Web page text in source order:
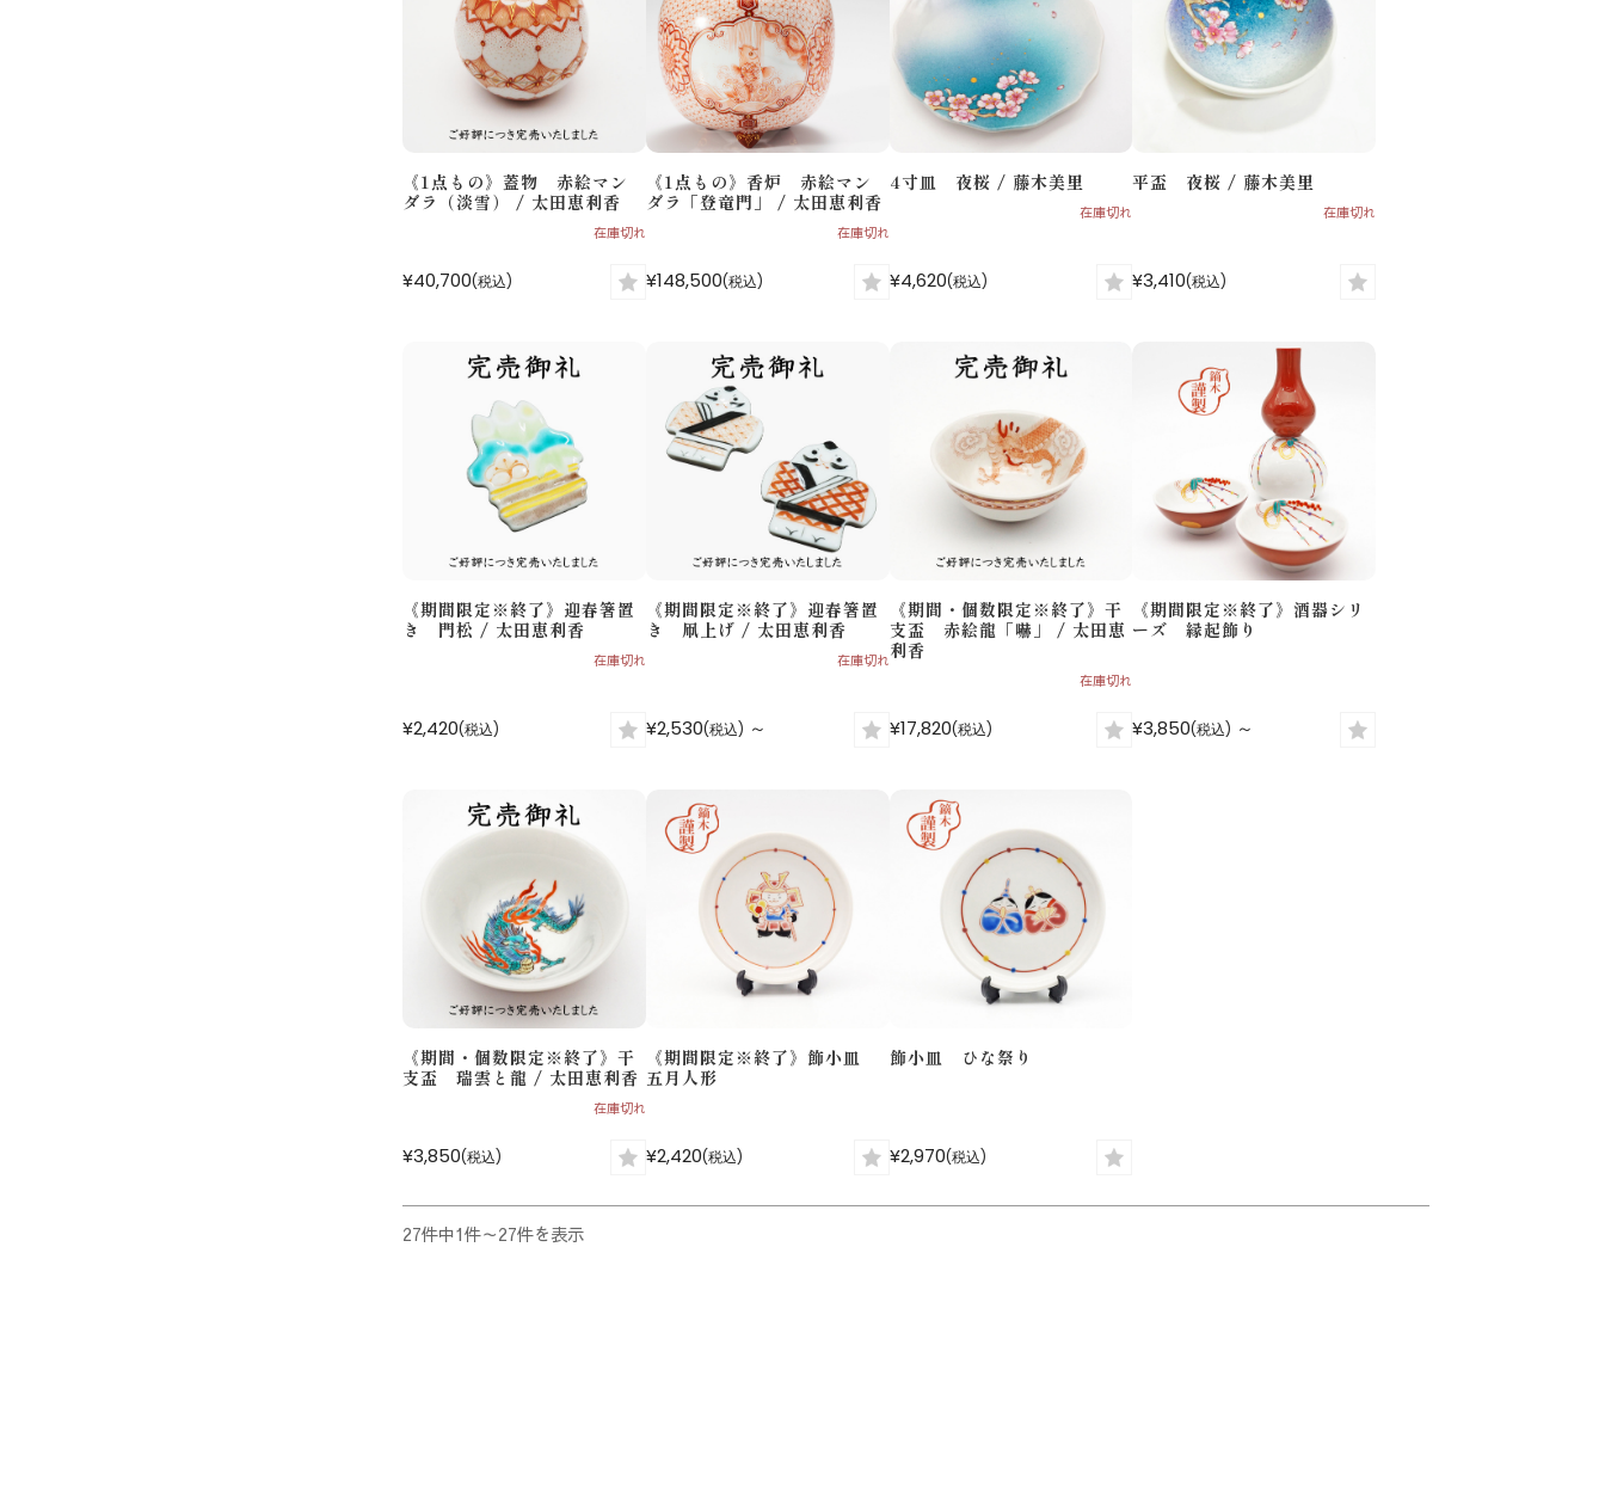
《1点もの》蓋物 赤絵マン
ダラ（淡雪） / 太田恵利香
¥40,700(税込)
在庫切れ
《1点もの》香炉 赤絵マン
ダラ「登竜門」 / 太田恵利香
¥148,500(税込)
在庫切れ
4寸皿 夜桜 / 藤木美里
¥4,620(税込)
在庫切れ
平盃 夜桜 / 藤木美里
¥3,410(税込)
在庫切れ
《期間限定※終了》迎春箸置
き 門松 / 太田恵利香
¥2,420(税込)
在庫切れ
《期間限定※終了》迎春箸置
き 凧上げ / 太田恵利香
¥2,530(税込) ～
在庫切れ
《期間・個数限定※終了》干
支盃 赤絵龍「嚇」 / 太田恵
利香
¥17,820(税込)
在庫切れ
《期間限定※終了》酒器シリ
ーズ 縁起飾り
¥3,850(税込) ～
《期間・個数限定※終了》干
支盃 瑞雲と龍 / 太田恵利香
¥3,850(税込)
在庫切れ
《期間限定※終了》飾小皿
五月人形
¥2,420(税込)
飾小皿 ひな祭り
¥2,970(税込)
27件中1件～27件を表示